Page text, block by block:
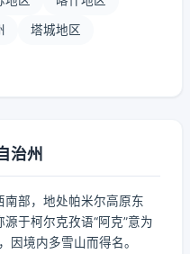
塔城地区
治州
南部，地处帕米尔高原东
于柯尔克孜语“阿克”意为
因境内多雪山而得名。